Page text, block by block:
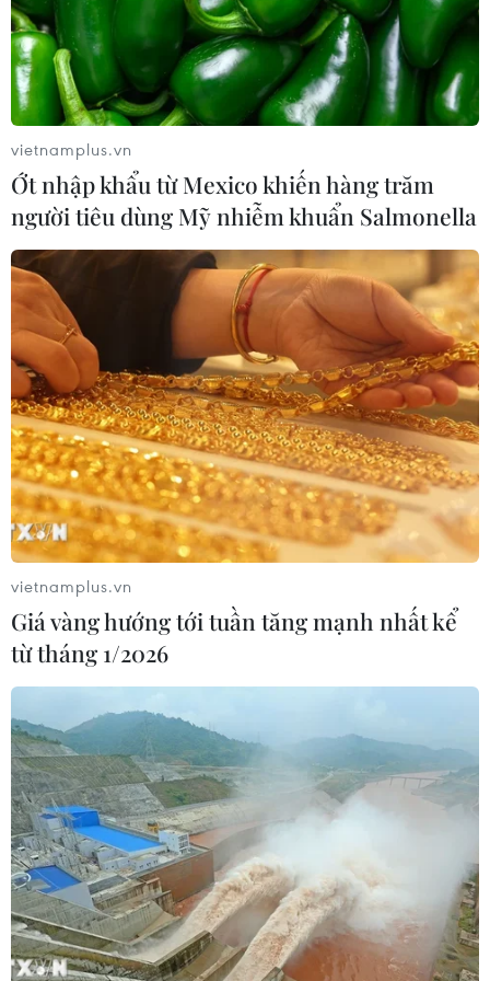
Ukraine tiếp tục dội UAV vào
kho hàng của nền tảng bán lẻ lớn tại
Nga
03/08/2026 15:02
Lãnh đạo EU kêu gọi 'hành động
thống nhất' về biên giới
03/08/2026 14:35
Xem thêm
CƠ QUAN CHỦ QUẢN: THÔNG TẤN XÃ VIỆT NAM
Tổng Biên tập: TRẦN TIẾN DUẨN
Phó Tổng Biên tập: NGUYỄN THỊ TÁM, KHÚC THANH
THỦY
RSS
Hỗ trợ
Ngôn ngữ
TTXVN
Dịch vụ tin
Quảng cáo
Liên hệ
Giấy phép số: 1374/GP-BTTTT do Bộ Thông tin và Truyền thông
vietnamplus.vn
Ớt nhập khẩu từ Mexico khiến hàng trăm
người tiêu dùng Mỹ nhiễm khuẩn Salmonella
vietnamplus.vn
Giá vàng hướng tới tuần tăng mạnh nhất kể
từ tháng 1/2026